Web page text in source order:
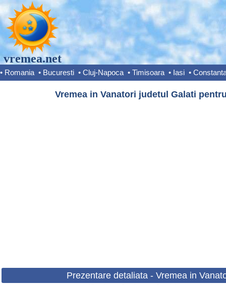
vremea.net
• Romania • Bucuresti • Cluj-Napoca • Timisoara • Iasi •
Vremea in Vanatori judetul Galati
Prezentare detaliata - Vremea in